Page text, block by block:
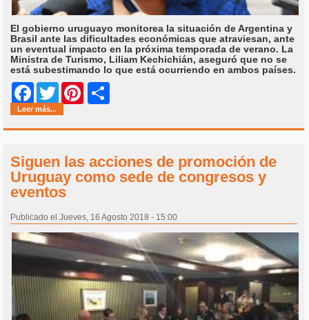
El gobierno uruguayo monitorea la situación de Argentina y
Brasil ante las dificultades económicas que atraviesan, ante
un eventual impacto en la próxima temporada de verano. La
Ministra de Turismo, Liliam Kechichián, aseguró que no se
está subestimando lo que está ocurriendo en ambos países.
Facebook
Twitter Pinterest
Leer más...
Siguen las acciones de promoción de
Uruguay como sede de congresos y
eventos
Publicado el Jueves, 16 Agosto 2018 - 15:00